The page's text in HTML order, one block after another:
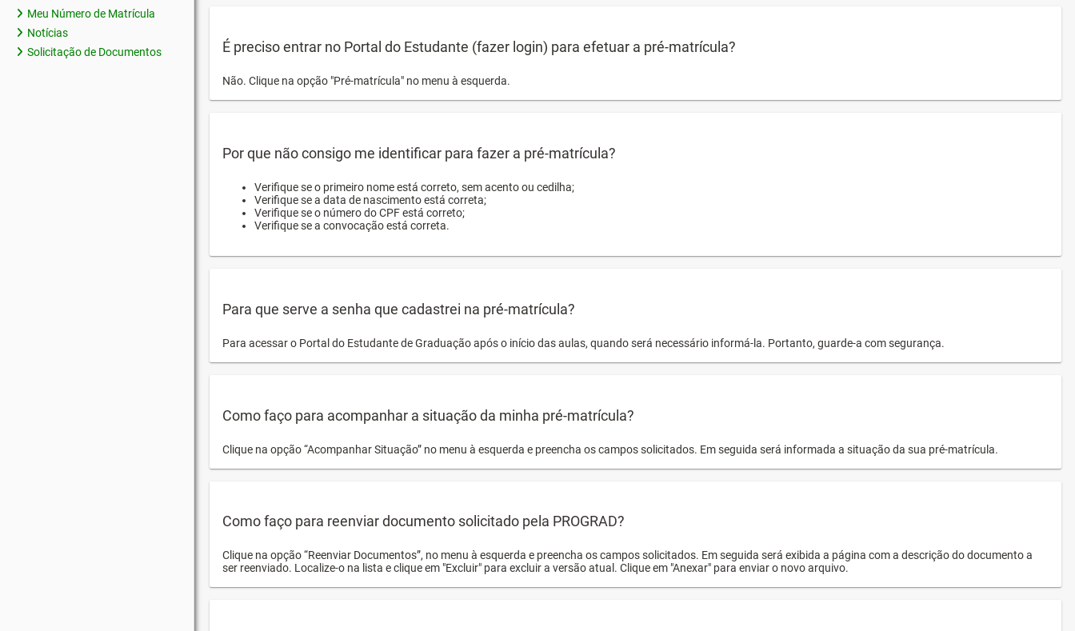
Meu Número de Matrícula
Notícias
Solicitação de Documentos
É preciso entrar no Portal do Estudante (fazer login) para efetuar a pré-matrícula?
Não. Clique na opção "Pré-matrícula" no menu à esquerda.
Por que não consigo me identificar para fazer a pré-matrícula?
Verifique se o primeiro nome está correto, sem acento ou cedilha;
Verifique se a data de nascimento está correta;
Verifique se o número do CPF está correto;
Verifique se a convocação está correta.
Para que serve a senha que cadastrei na pré-matrícula?
Para acessar o Portal do Estudante de Graduação após o início das aulas, quando será necessário informá-la. Portanto, guarde-a com segurança.
Como faço para acompanhar a situação da minha pré-matrícula?
Clique na opção “Acompanhar Situação” no menu à esquerda e preencha os campos solicitados. Em seguida será informada a situação da sua pré-matrícula.
Como faço para reenviar documento solicitado pela PROGRAD?
Clique na opção “Reenviar Documentos”, no menu à esquerda e preencha os campos solicitados. Em seguida será exibida a página com a descrição do documento a
ser reenviado. Localize-o na lista e clique em "Excluir" para excluir a versão atual. Clique em "Anexar" para enviar o novo arquivo.